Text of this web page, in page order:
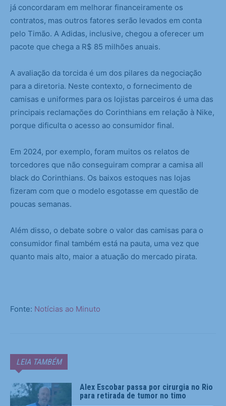
já concordaram em melhorar financeiramente os
contratos, mas outros fatores serão levados em conta
pelo Timão. A Adidas, inclusive, chegou a oferecer um
pacote que chega a R$ 85 milhões anuais.
A avaliação da torcida é um dos pilares da negociação
para a diretoria. Neste contexto, o fornecimento de
camisas e uniformes para os lojistas parceiros é uma das
principais reclamações do Corinthians em relação à Nike,
porque dificulta o acesso ao consumidor final.
Em 2024, por exemplo, foram muitos os relatos de
torcedores que não conseguiram comprar a camisa all
black do Corinthians. Os baixos estoques nas lojas
fizeram com que o modelo esgotasse em questão de
poucas semanas.
Além disso, o debate sobre o valor das camisas para o
consumidor final também está na pauta, uma vez que
quanto mais alto, maior a atuação do mercado pirata.
Fonte: Notícias ao Minuto
LEIA TAMBÉM
Alex Escobar passa por cirurgia no Rio
para retirada de tumor no timo